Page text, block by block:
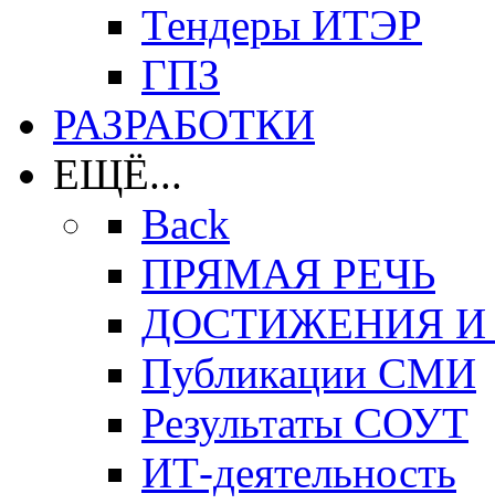
Тендеры ИТЭР
ГПЗ
РАЗРАБОТКИ
ЕЩЁ...
Back
ПРЯМАЯ РЕЧЬ
ДОСТИЖЕНИЯ И
Публикации СМИ
Результаты СОУТ
ИТ-деятельность